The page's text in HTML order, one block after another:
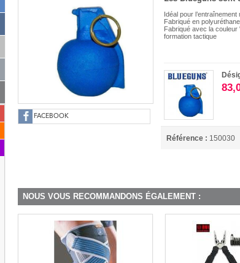
FACEBOOK
Idéal pour l’entraînement
Fabriqué en
Fabriqué avec la
formation tactique
Référence : 150030
NOUS VOUS RECOMMANDONS ÉGALEMENT :